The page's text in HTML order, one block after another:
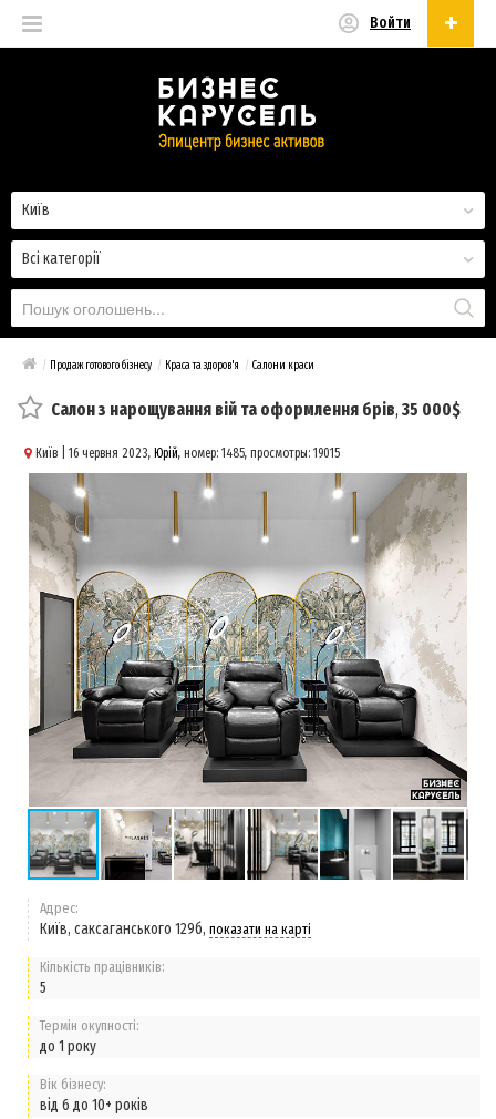
Войти
Всі категорії
Київ
/ Продаж готового бізнесу / Краса та здоров'я / Салони краси
Салон з нарощування вій та оформлення брів, 35 000$
Київ | 16 червня 2023, Юрій, номер: 1485, просмотры: 19015
Адрес:
Київ, саксаганського 129б, показати на карті
Кількість працівників:
5
Термін окупності:
до 1 року
Вік бізнесу:
від 6 до 10+ років